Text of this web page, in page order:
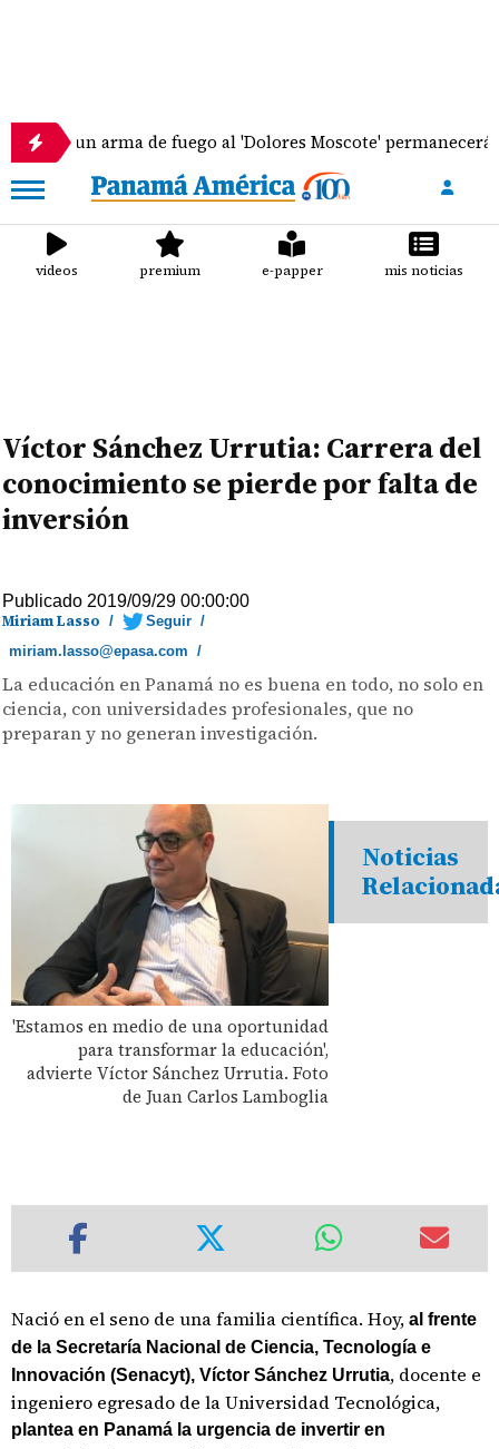
de fuego al 'Dolores Moscote' permanecerá bajo
videos premium e-papper mis noticias
Víctor Sánchez Urrutia: Carrera del
conocimiento se pierde por falta de
inversión
Publicado 2019/09/29 00:00:00
Miriam Lasso / Seguir /
miriam.lasso@epasa.com /
La educación en Panamá no es buena en todo, no solo en
ciencia, con universidades profesionales, que no
preparan y no generan investigación.
'Estamos en medio de una oportunidad
para transformar la educación',
advierte Víctor Sánchez Urrutia. Foto
de Juan Carlos Lamboglia
Noticias
Nació en el seno de una familia científica. Hoy, al frente
de la Secretaría Nacional de Ciencia, Tecnología e
Innovación (Senacyt), Víctor Sánchez Urrutia, docente e
ingeniero egresado de la Universidad Tecnológica,
plantea en Panamá la urgencia de invertir en